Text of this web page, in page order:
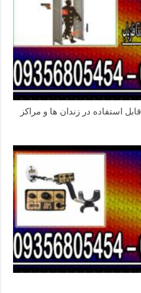
فلزیاب GARRETT PD 3500I قابل استفاده در زندان ها و مراکز